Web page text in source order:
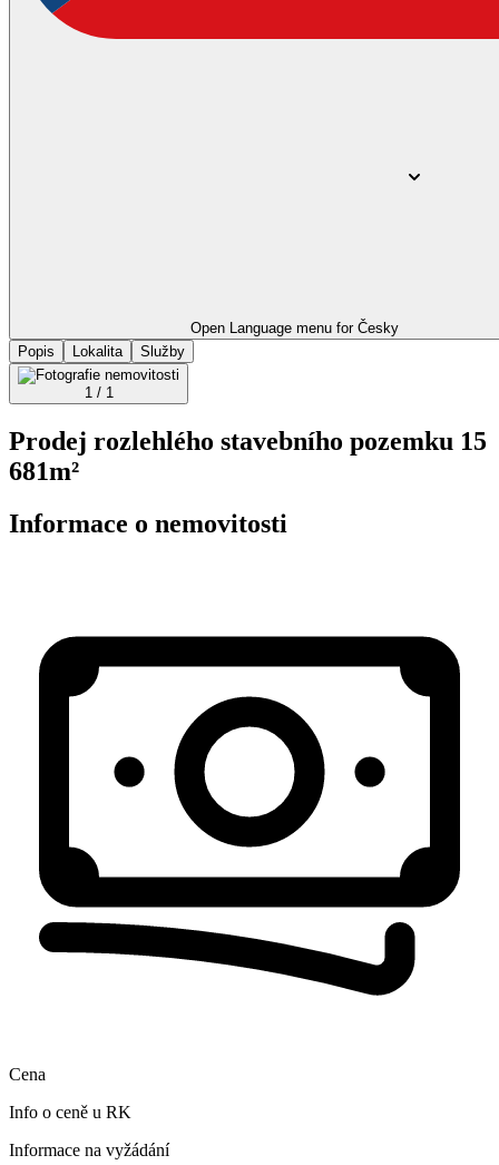
Open Language menu for Česky
Popis
Lokalita Služby
1 / 1
Prodej rozlehlého stavebního pozemku 15
681m²
Informace o nemovitosti
Cena
Info o ceně u RK
Informace na vyžádání